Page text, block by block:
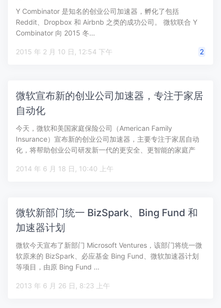
Y Combinator 是知名的创业公司加速器，孵化了包括
Reddit、Dropbox 和 Airbnb 之类的成功公司。 微软联合 Y
Combinator 向 2015 冬…
2015 年 2 月 10 日, 12:54 下午 2
微软宣布新的创业公司加速器，专注于家居
自动化
今天，微软和美国家庭保险公司（American Family
Insurance）宣布新的创业公司加速器，主要专注于家居自动
化，将帮助创业公司研发新一代的更安全、更智能的家庭产
2014 年 6 月 18 日, 10:40 上午
微软新部门统一 BizSpark、Bing Fund 和
加速器计划
微软今天宣布了新部门 Microsoft Ventures，该部门将统一微
软原来的 BizSpark、必应基金 Bing Fund、微软加速器计划
等项目，由原 Bing Fund …
2013 年 6 月 26 日, 8:23 上午